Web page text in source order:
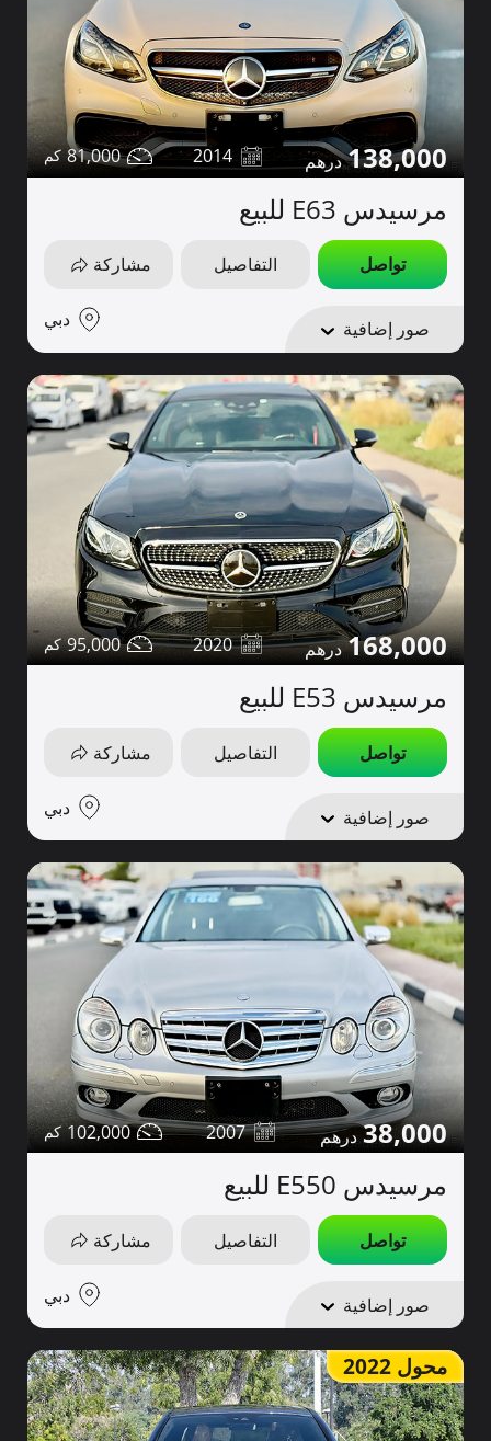
138,000
2014
81,000
مرسيدس E63 للبيع
تواصل التفاصيل مشاركة
صور إضافية دبي
168,000
2020
95,000
مرسيدس E53 للبيع
تواصل التفاصيل مشاركة
صور إضافية دبي
38,000
2007
102,000
مرسيدس E550 للبيع
تواصل التفاصيل مشاركة
صور إضافية دبي
محول 2022